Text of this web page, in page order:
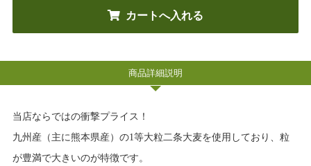
商品詳細説明
当店ならではの衝撃プライス！
九州産（主に熊本県産）の1等大粒二条大麦を使用しており、粒
が豊満で大きいのが特徴です。